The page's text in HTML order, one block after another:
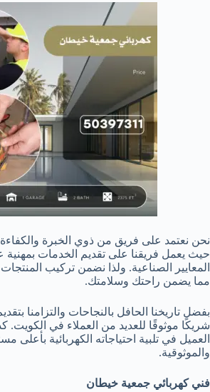
نحن نعتمد على فريق من ذوي الخبرة
حيث يعمل فريقنا على تقديم الخدمات بمهنية
المعايير الصناعية. ولذا نضمن تركيب
مما يضمن راحتك وسلامتك.
بفضل تاريخنا الحافل بالنجاحات والتزامنا
شريكًا موثوقًا للعديد من العملاء في
العميل في تلبية احتياجاته الكهربائية بأعلى
والموثوقية.
فني كهربائي جمعية خيطان